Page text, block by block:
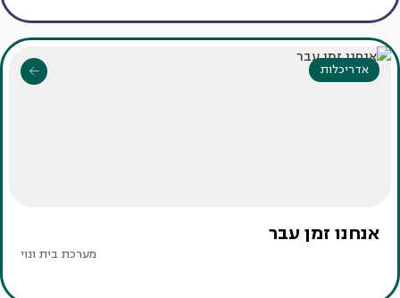
אדריכלות
אנחנו זמן עבר
מערכת בית ונוי